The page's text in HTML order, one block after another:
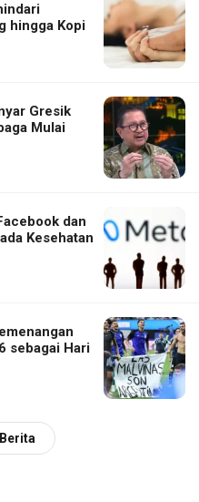
hingga Kopi
Gresik
Mulai
dan
Kesehatan
sebagai Hari